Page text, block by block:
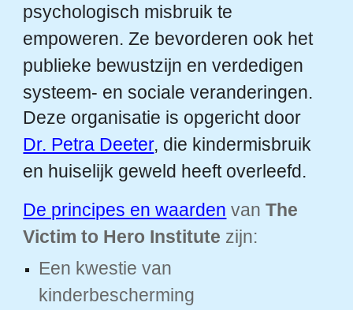
psychologisch misbruik te
empoweren. Ze bevorderen ook het
publieke bewustzijn en verdedigen
systeem- en sociale veranderingen.
Deze organisatie is opgericht door
Dr. Petra Deeter, die kindermisbruik
en huiselijk geweld heeft overleefd.
De principes en waarden vanThe
Victim to Hero Institute zijn:
Een kwestie van
kinderbescherming